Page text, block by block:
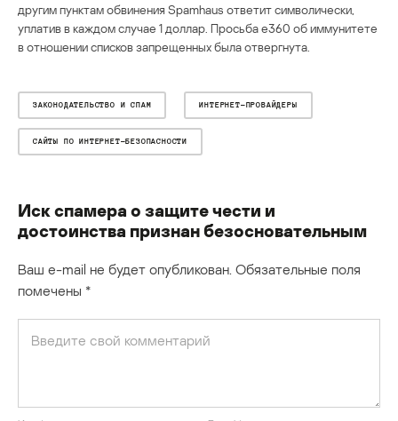
другим пунктам обвинения Spamhaus ответит символически,
уплатив в каждом случае 1 доллар. Просьба e360 об иммунитете
в отношении списков запрещенных была отвергнута.
ЗАКОНОДАТЕЛЬСТВО И СПАМ ИНТЕРНЕТ-ПРОВАЙДЕРЫ
САЙТЫ ПО ИНТЕРНЕТ-БЕЗОПАСНОСТИ
Иск спамера о защите чести и
достоинства признан безосновательным
Ваш e-mail не будет опубликован. Обязательные поля
помечены *